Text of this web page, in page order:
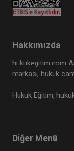
Hakkımızda
hukukegitim.com
markası, hukuk
Hukuk Eğitim,
Diğer Menü